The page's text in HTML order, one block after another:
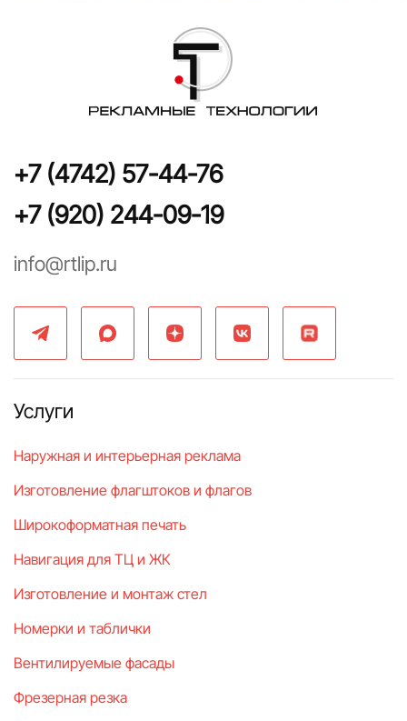
+7 (4742) 57-44-76
+7 (920) 244-09-19
info@rtlip.ru
Услуги
Наружная и интерьерная реклама
Изготовление флагштоков и флагов
Широкоформатная печать
Навигация для ТЦ и ЖК
Изготовление и монтаж стел
Номерки и таблички
Вентилируемые фасады
Фрезерная резка